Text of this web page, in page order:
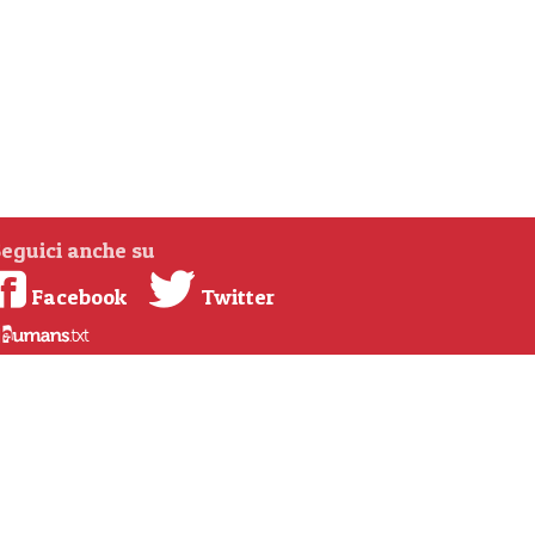
anche su
Facebook
Twitter